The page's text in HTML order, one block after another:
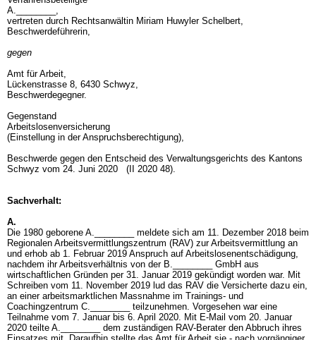
A.________,
vertreten durch Rechtsanwältin Miriam Huwyler Schelbert,
Beschwerdeführerin,
gegen
Amt für Arbeit,
Lückenstrasse 8, 6430 Schwyz,
Beschwerdegegner.
Gegenstand
Arbeitslosenversicherung
(Einstellung in der Anspruchsberechtigung),
Beschwerde gegen den Entscheid des Verwaltungsgerichts des Kantons
Schwyz vom 24. Juni 2020 (II 2020 48).
Sachverhalt:
A.
Die 1980 geborene A.________ meldete sich am 11. Dezember 2018 beim
Regionalen Arbeitsvermittlungszentrum (RAV) zur Arbeitsvermittlung an
und erhob ab 1. Februar 2019 Anspruch auf Arbeitslosenentschädigung,
nachdem ihr Arbeitsverhältnis von der B.________ GmbH aus
wirtschaftlichen Gründen per 31. Januar 2019 gekündigt worden war. Mit
Schreiben vom 11. November 2019 lud das RAV die Versicherte dazu ein,
an einer arbeitsmarktlichen Massnahme im Trainings- und
Coachingzentrum C.________ teilzunehmen. Vorgesehen war eine
Teilnahme vom 7. Januar bis 6. April 2020. Mit E-Mail vom 20. Januar
2020 teilte A.________ dem zuständigen RAV-Berater den Abbruch ihres